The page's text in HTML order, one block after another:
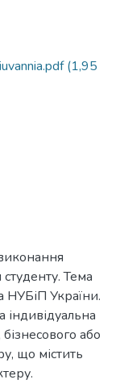
(1,95
студенту. Тема
НУБіП України.
індивідуальна
або
що містить